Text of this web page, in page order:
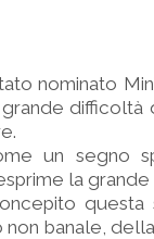
nominato
difficoltà
un segno
la
banale,